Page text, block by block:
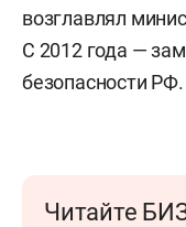
возглавлял
С 2012 года —
безопасности РФ.
Читайте